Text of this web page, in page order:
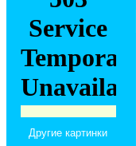
Другие картинки